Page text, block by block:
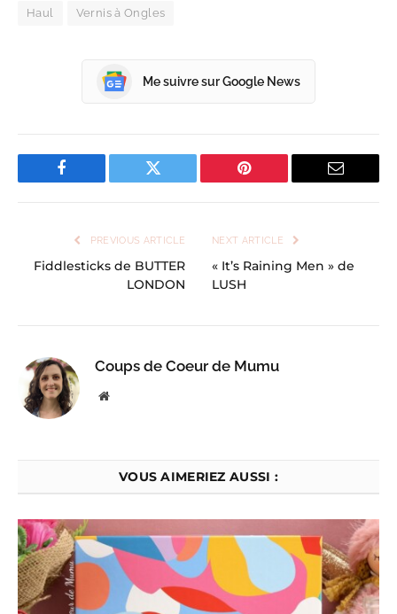
Haul Vernis à Ongles
Me suivre sur Google News
Facebook Twitter Pinterest Email
PREVIOUS ARTICLE
Fiddlesticks de BUTTER
LONDON
NEXT ARTICLE
« It’s Raining Men » de
LUSH
Coups de Coeur de Mumu
Website
VOUS AIMERIEZ AUSSI :